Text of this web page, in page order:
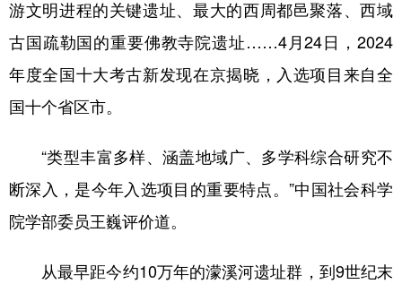
城市 旅游 能源 会展
彩票
游文明进程的关键遗址、最大的西周都邑聚落、西域
古国疏勒国的重要佛教寺院遗址……4月24日，2024
年度全国十大考古新发现在京揭晓，入选项目来自全
国十个省区市。
“类型丰富多样、涵盖地域广、多学科综合研究不
断深入，是今年入选项目的重要特点。”中国社会科学
院学部委员王巍评价道。
从最早距今约10万年的濛溪河遗址群，到9世纪末